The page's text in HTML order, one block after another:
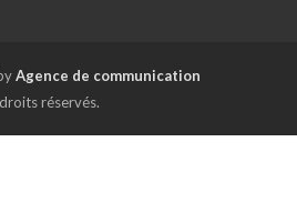
Agence de communication
réservés.